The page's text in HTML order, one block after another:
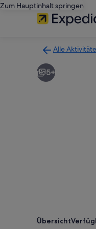
Zum Hauptinhalt springen
Alle
zur
Ergebnisseite
5+
Übersicht